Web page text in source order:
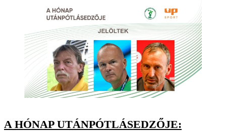
A HÓNAP UTÁNPÓTLÁSEDZŐJE: